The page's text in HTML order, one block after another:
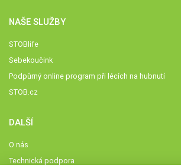
NAŠE SLUŽBY
STOBlife
Sebekoučink
Podpůrný online program při lécích na hubnutí
STOB.cz
DALŠÍ
O nás
Technická podpora